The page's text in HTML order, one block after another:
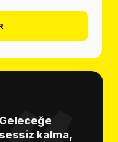
Geleceğe
sessiz kalma,